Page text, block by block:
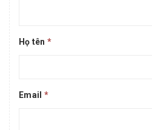
Họ tên *
Email *